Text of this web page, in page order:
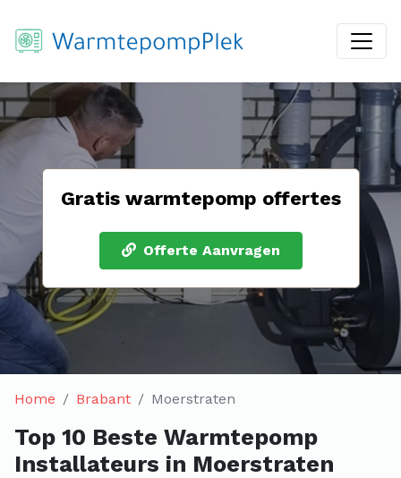
Gratis warmtepomp offertes
Offerte Aanvragen
Home Brabant Moerstraten
Top 10 Beste Warmtepomp
Installateurs in Moerstraten